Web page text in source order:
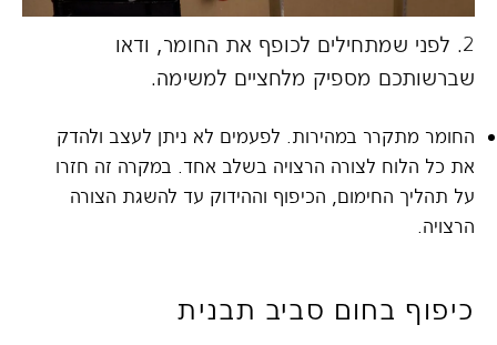
2. לפני שמתחילים לכופף את החומר, ודאו
שברשותכם מספיק מלחציים למשימה.
החומר מתקרר במהירות. לפעמים לא ניתן לעצב ולהדק
את כל הלוח לצורה הרצויה בשלב אחד. במקרה זה חזרו
על תהליך החימום, הכיפוף וההידוק עד להשגת הצורה
הרצויה.
כיפוף בחום סביב תבנית